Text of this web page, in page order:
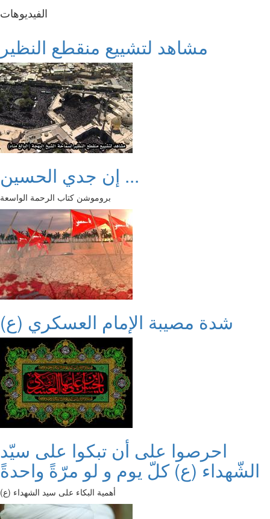
الفیدیوهات
مشاهد لتشييع منقطع النظير
إن جدي الحسين ...
بروموشن كتاب الرحمة الواسعة
شدة مصيبة الإمام العسكري (ع)
احرصوا على أن تبكوا على سيّد
الشّهداء (ع) كلّ يوم و لو مرّةً واحدةً
أهمية البكاء على سيد الشهداء (ع)